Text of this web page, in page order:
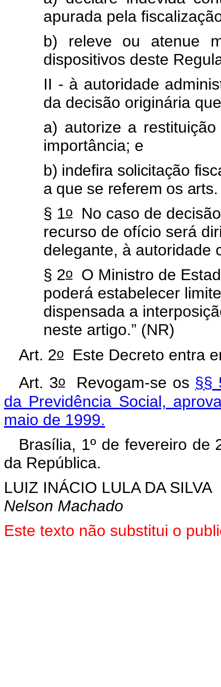
apurada pela
b) releve ou atenue
dispositivos deste
II - à autoridade
da decisão originária
a) autorize a
importância; e
b) indefira solicitação
a que se referem os
§ 1o No caso de
recurso de ofício será
delegante, à autoridade
§ 2o O Ministro de
poderá estabelecer
dispensada a
neste artigo.” (NR)
Art. 2o Este Decreto entra
Art. 3oRevogam-se os §§
da Previdência Social,
maio de 1999.
Brasília, 1º de fevereiro de
da República.
LUIZ INÁCIO LULA DA SILVA
Nelson Machado
Este texto não substitui o